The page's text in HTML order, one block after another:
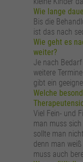
Wie lange
Bis die
ist das nach
Wie geht es
weiter?
Je nach
weitere
gibt ein
Welche
Viel Fein- und
man muss
sollte man
denn man
muss auch